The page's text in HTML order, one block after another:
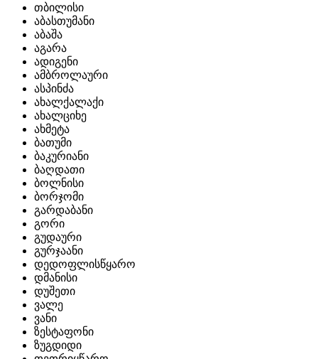
თბილისი
აბასთუმანი
აბაშა
აგარა
ადიგენი
ამბროლაური
ასპინძა
ახალქალაქი
ახალციხე
ახმეტა
ბათუმი
ბაკურიანი
ბაღდათი
ბოლნისი
ბორჯომი
გარდაბანი
გორი
გუდაური
გურჯაანი
დედოფლისწყარო
დმანისი
დუშეთი
ვალე
ვანი
ზესტაფონი
ზუგდიდი